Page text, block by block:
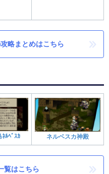
略まとめはこちら
ﾙﾍﾞｽｶ ネルベスカ神殿
覧はこちら